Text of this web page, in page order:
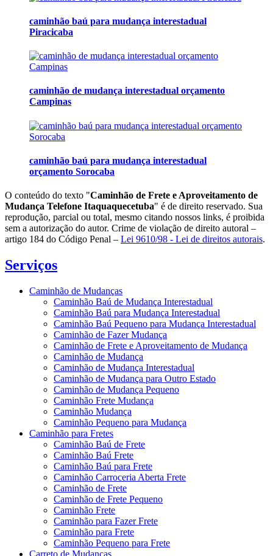
caminhão baú para mudança interestadual
Piracicaba
caminhão de mudança interestadual orçamento
Campinas
caminhão baú para mudança interestadual
orçamento Sorocaba
O conteúdo do texto "Caminhão de Frete e Aproveitamento de
Mudança Telefone Itaquaquecetuba" é de direito reservado. Sua
reprodução, parcial ou total, mesmo citando nossos links, é proibida
sem a autorização do autor. Crime de violação de direito autoral –
artigo 184 do Código Penal – Lei 9610/98 - Lei de direitos autorais.
Serviços
Caminhão de Mudanças
Caminhão Baú de Mudança Interestadual
Caminhão Baú para Mudança Interestadual
Caminhão Baú Pequeno para Mudança Interestadual
Caminhão de Fazer Mudança
Caminhão de Frete e Aproveitamento de Mudança
Caminhão de Mudança
Caminhão de Mudança Interestadual
Caminhão de Mudança para Outro Estado
Caminhão de Mudança Pequeno
Caminhão Frete Mudança
Caminhão Mudança
Caminhão Pequeno para Mudança
Caminhão para Fretes
Caminhão Baú de Frete
Caminhão Baú Frete
Caminhão Baú para Frete
Caminhão Carroceria Aberta Frete
Caminhão de Frete
Caminhão de Frete Pequeno
Caminhão Frete
Caminhão para Fazer Frete
Caminhão para Frete
Caminhão Pequeno para Frete
Carreto de Mudanças